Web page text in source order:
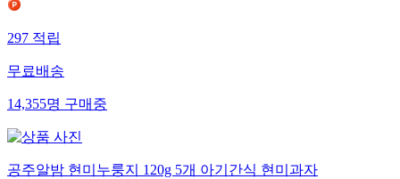
297 적립
무료배송
14,355명 구매중
공주알밤 현미누룽지 120g 5개 아기간식 현미과자